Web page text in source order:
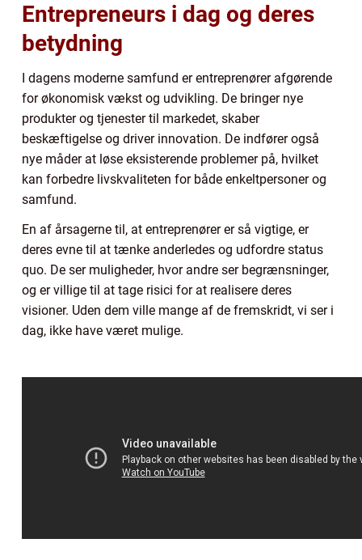
Entrepreneurs i dag og deres
betydning
I dagens moderne samfund er entreprenører afgørende
for økonomisk vækst og udvikling. De bringer nye
produkter og tjenester til markedet, skaber
beskæftigelse og driver innovation. De indfører også
nye måder at løse eksisterende problemer på, hvilket
kan forbedre livskvaliteten for både enkeltpersoner og
samfund.
En af årsagerne til, at entreprenører er så vigtige, er
deres evne til at tænke anderledes og udfordre status
quo. De ser muligheder, hvor andre ser begrænsninger,
og er villige til at tage risici for at realisere deres
visioner. Uden dem ville mange af de fremskridt, vi ser i
dag, ikke have været mulige.